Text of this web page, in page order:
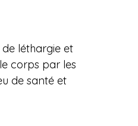
léthargie et
corps par les
de santé et